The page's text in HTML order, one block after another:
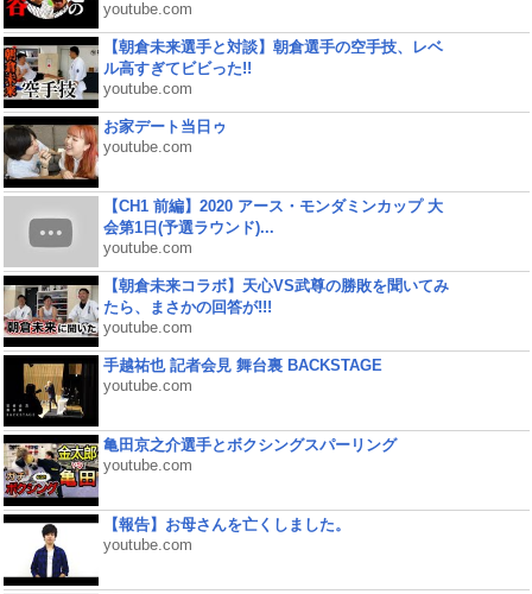
youtube.com
【朝倉未来選手と対談】朝倉選手の空手技、レベ
ル高すぎてビビった!!
youtube.com
お家デート当日ゥ
youtube.com
【CH1 前編】2020 アース・モンダミンカップ 大
会第1日(予選ラウンド)...
youtube.com
【朝倉未来コラボ】天心VS武尊の勝敗を聞いてみ
たら、まさかの回答が!!!
youtube.com
手越祐也 記者会見 舞台裏 BACKSTAGE
youtube.com
亀田京之介選手とボクシングスパーリング
youtube.com
【報告】お母さんを亡くしました。
youtube.com